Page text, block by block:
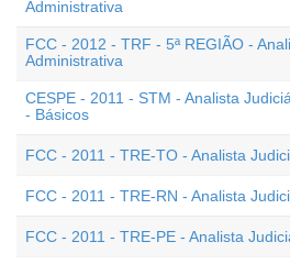
Administrativa
FCC - 2012 - TRF - 5ª REGIÃO -
Administrativa
CESPE - 2011 - STM - Analista
- Básicos
FCC - 2011 - TRE-TO - Analista
FCC - 2011 - TRE-RN - Analista
FCC - 2011 - TRE-PE - Analista